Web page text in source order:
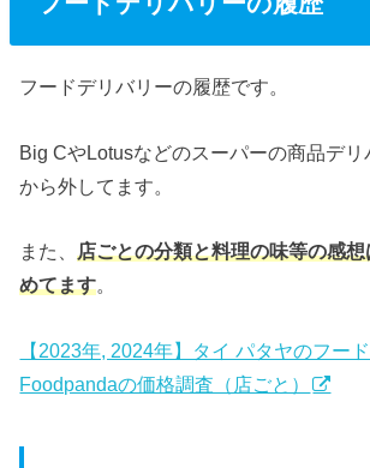
フードデリバリーの履歴です。
Big CやLotusなどのスーパーの商品デ
から外してます。
また、店ごとの分類と料理の味等の感
めてます。
【2023年, 2024年】タイ パタヤのフー
Foodpandaの価格調査（店ごと）